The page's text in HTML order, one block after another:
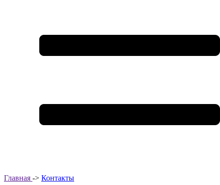
Главная -> Контакты